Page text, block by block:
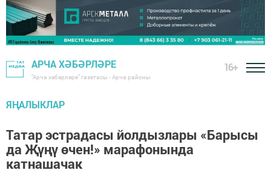
АРЧА ХӘБӘРЛӘРЕ
"Арча хәбәрләре" газетасы - Арча районы
16+
ЯҢАЛЫКЛАР
Татар эстрадасы йолдызлары «Барысы
да Җүңү өчен!» марафонында
катнашачак